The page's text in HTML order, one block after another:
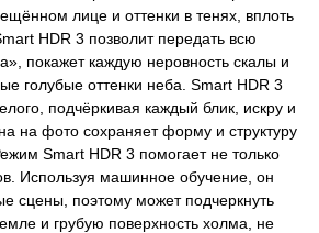
лице и оттенки в тенях, вплоть
HDR 3 позволит передать всю
покажет каждую неровность скалы и
голубые оттенки неба. Smart HDR 3
подчёркивая каждый блик, искру и
на фото сохраняет форму и структуру
Smart HDR 3 помогает не только
Используя машинное обучение, он
сцены, поэтому может подчеркнуть
и грубую поверхность холма, не